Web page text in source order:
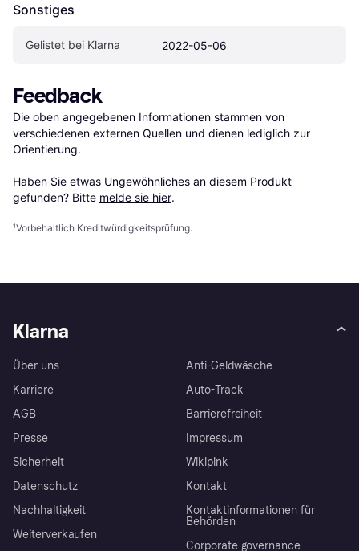
Sonstiges
Gelistet bei Klarna 2022-05-06
Feedback
Die oben angegebenen Informationen stammen von
verschiedenen externen Quellen und dienen lediglich zur
Orientierung.
Haben Sie etwas Ungewöhnliches an diesem Produkt
gefunden? Bitte melde sie hier.
¹Vorbehaltlich Kreditwürdigkeitsprüfung.
Klarna
Über uns
Karriere
AGB
Presse
Sicherheit
Datenschutz
Nachhaltigkeit
Weiterverkaufen
Anti-Geldwäsche
Auto-Track
Barrierefreiheit
Impressum
Wikipink
Kontakt
Kontaktinformationen für
Behörden
Corporate governance